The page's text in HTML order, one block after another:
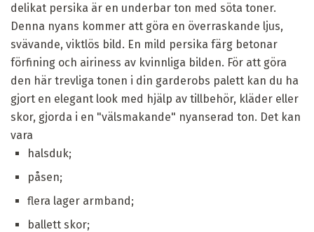
delikat persika är en underbar ton med söta toner.
Denna nyans kommer att göra en överraskande ljus,
svävande, viktlös bild. En mild persika färg betonar
förfining och airiness av kvinnliga bilden. För att göra
den här trevliga tonen i din garderobs palett kan du ha
gjort en elegant look med hjälp av tillbehör, kläder eller
skor, gjorda i en "välsmakande" nyanserad ton. Det kan
vara
halsduk;
påsen;
flera lager armband;
ballett skor;